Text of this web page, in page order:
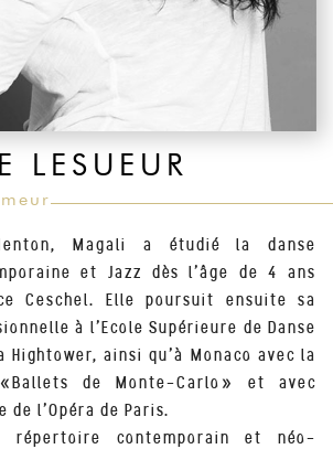
LESUEUR
Magali a étudié la danse
et Jazz dès l’âge de 4 ans
Ceschel. Elle poursuit ensuite sa
à l’Ecole Supérieure de Danse
Hightower, ainsi qu’à Monaco avec la
de Monte-Carlo» et avec
l’Opéra de Paris.
répertoire contemporain et néo-